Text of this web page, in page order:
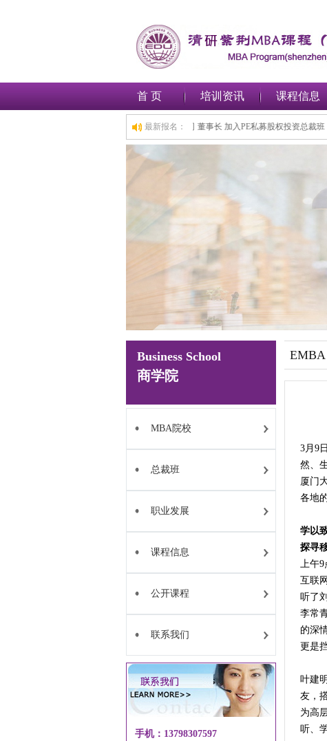
首 页 培训资讯 课程信息
最新报名：
管理(MBA)总裁班,1小时前,深圳***金融集团有限公司 董事长 加入PE私募股权投资总
Business School
商学院
MBA院校
总裁班
职业发展
课程信息
公开课程
联系我们
手机：13798307597
EMBA
3月9
然、
厦门
各地
学以
探寻
上午9
互联
听了
李常
的深
更是
叶建
友，
为高
听、